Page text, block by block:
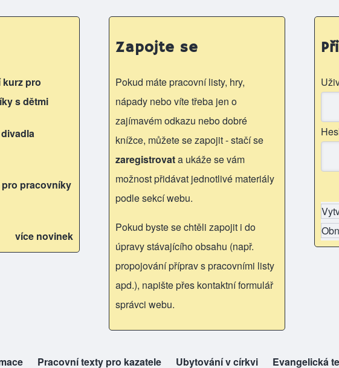
kurz pro
s dětmi
pracovníky
více novinek
Zapojte se
Pokud máte pracovní listy, hry,
nápady nebo víte třeba jen o
zajímavém odkazu nebo dobré
knížce, můžete se zapojit - stačí se
zaregistrovata ukáže se vám
možnost přidávat jednotlivé materiály
podle sekcí webu.
Pokud byste se chtěli zapojit i do
úpravy stávajícího obsahu (např.
propojování příprav s pracovními listy
apd.), napište přes kontaktní formulář
správci webu.
tab) Pracovní texty pro kazatele
(opens in new tab) Ubytování v církvi
(opens in new tab) Evangelická
(opens in new